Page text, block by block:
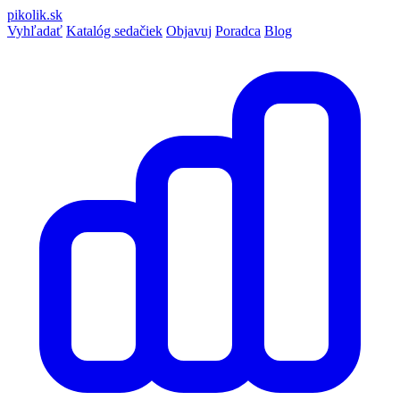
pikolik.sk
Vyhľadať Katalóg sedačiek Objavuj Poradca Blog